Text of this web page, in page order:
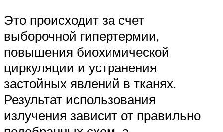
Это происходит за счет
выборочной гипертермии,
повышения биохимической
циркуляции и устранения
застойных явлений в тканях.
Результат использования
излучения зависит от правильно